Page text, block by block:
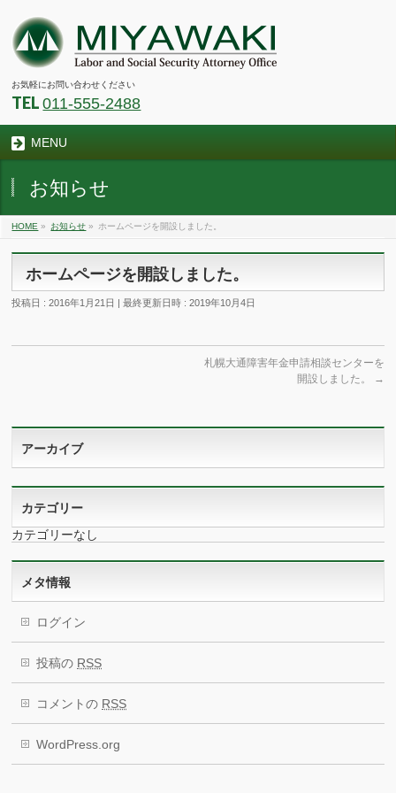
お気軽にお問い合わせください
TEL011-555-2488
MENU
お知らせ
HOME » お知らせ » ホームページを開設しました。
ホームページを開設しました。
投稿日 : 2016年1月21日 最終更新日時 : 2019年10月4日
札幌大通障害年金申請相談センターを
開設しました。
→
アーカイブ
カテゴリー
カテゴリーなし
メタ情報
ログイン
投稿の RSS
コメントの RSS
WordPress.org